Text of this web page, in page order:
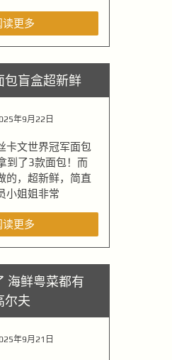
读更多
包盲盒超新鲜
年9月22日
卡文世界冠军面包
到了3款面包！而
的，超新鲜，简直
小姐姐非常
读更多
海鲜粤菜都有
尔夫
年9月21日